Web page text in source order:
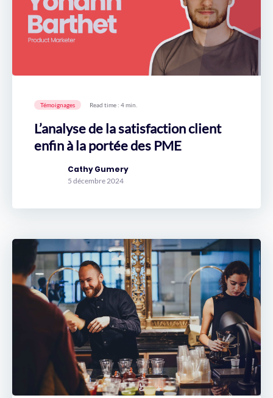
Témoignages Read time : 4 min.
L’analyse de la satisfaction client
enfin à la portée des PME
Cathy Gumery
5 décembre 2024